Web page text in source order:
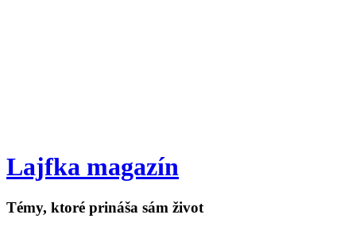
Lajfka magazín
Témy, ktoré prináša sám život